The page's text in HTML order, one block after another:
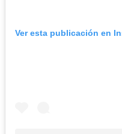
Ver esta publicación en